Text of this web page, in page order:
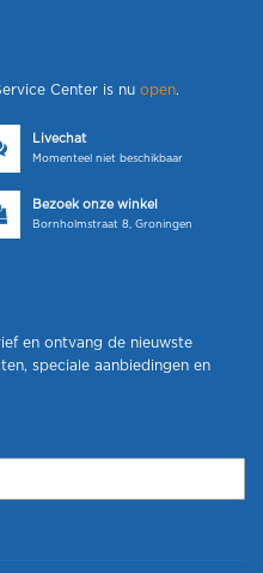
Center is nu open.
Livechat
Momenteel niet beschikbaar
Bezoek onze winkel
Bornholmstraat 8, Groningen
en ontvang de nieuwste
speciale aanbiedingen en